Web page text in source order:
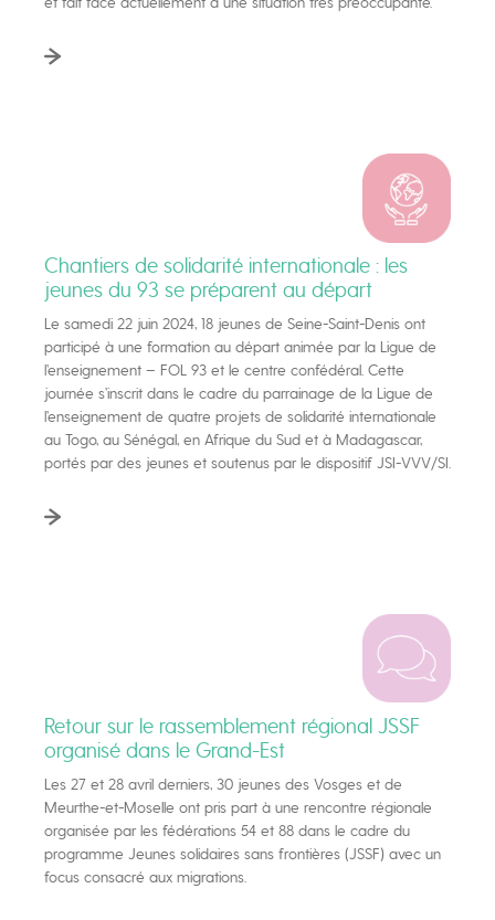
Chantiers de solidarité internationale : les
jeunes du 93 se préparent au départ
Le samedi 22 juin 2024, 18 jeunes de Seine-Saint-Denis ont
participé à une formation au départ animée par la Ligue de
l’enseignement – FOL 93 et le centre confédéral. Cette
journée s’inscrit dans le cadre du parrainage de la Ligue de
l’enseignement de quatre projets de solidarité internationale
au Togo, au Sénégal, en Afrique du Sud et à Madagascar,
portés par des jeunes et soutenus par le dispositif JSI-VVV/SI.
Retour sur le rassemblement régional JSSF
organisé dans le Grand-Est
Les 27 et 28 avril derniers, 30 jeunes des Vosges et de
Meurthe-et-Moselle ont pris part à une rencontre régionale
organisée par les fédérations 54 et 88 dans le cadre du
programme Jeunes solidaires sans frontières (JSSF) avec un
focus consacré aux migrations.